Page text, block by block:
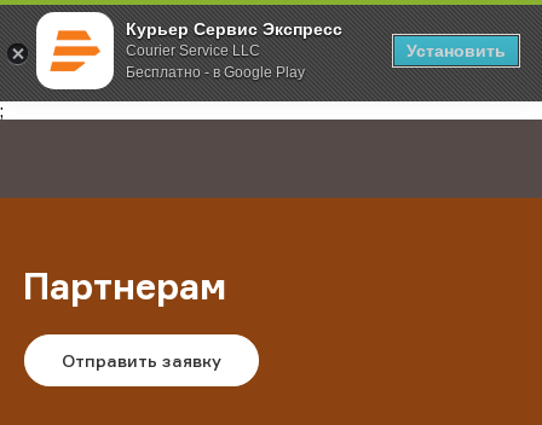
Курьер Сервис Экспресс
Courier Service LLC
Бесплатно - в Google Play
Установить
;
Главная О компании Партнерам
Партнерам
Отправить заявку